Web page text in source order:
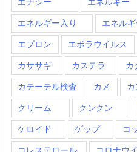
エネルギー入り エネル
エプロン エボラウイルス
カササギ カステラ カ
カテーテル検査 カメ カ
クリーム クンクン
ケロイド ゲップ コ
コレステロール コロナウ